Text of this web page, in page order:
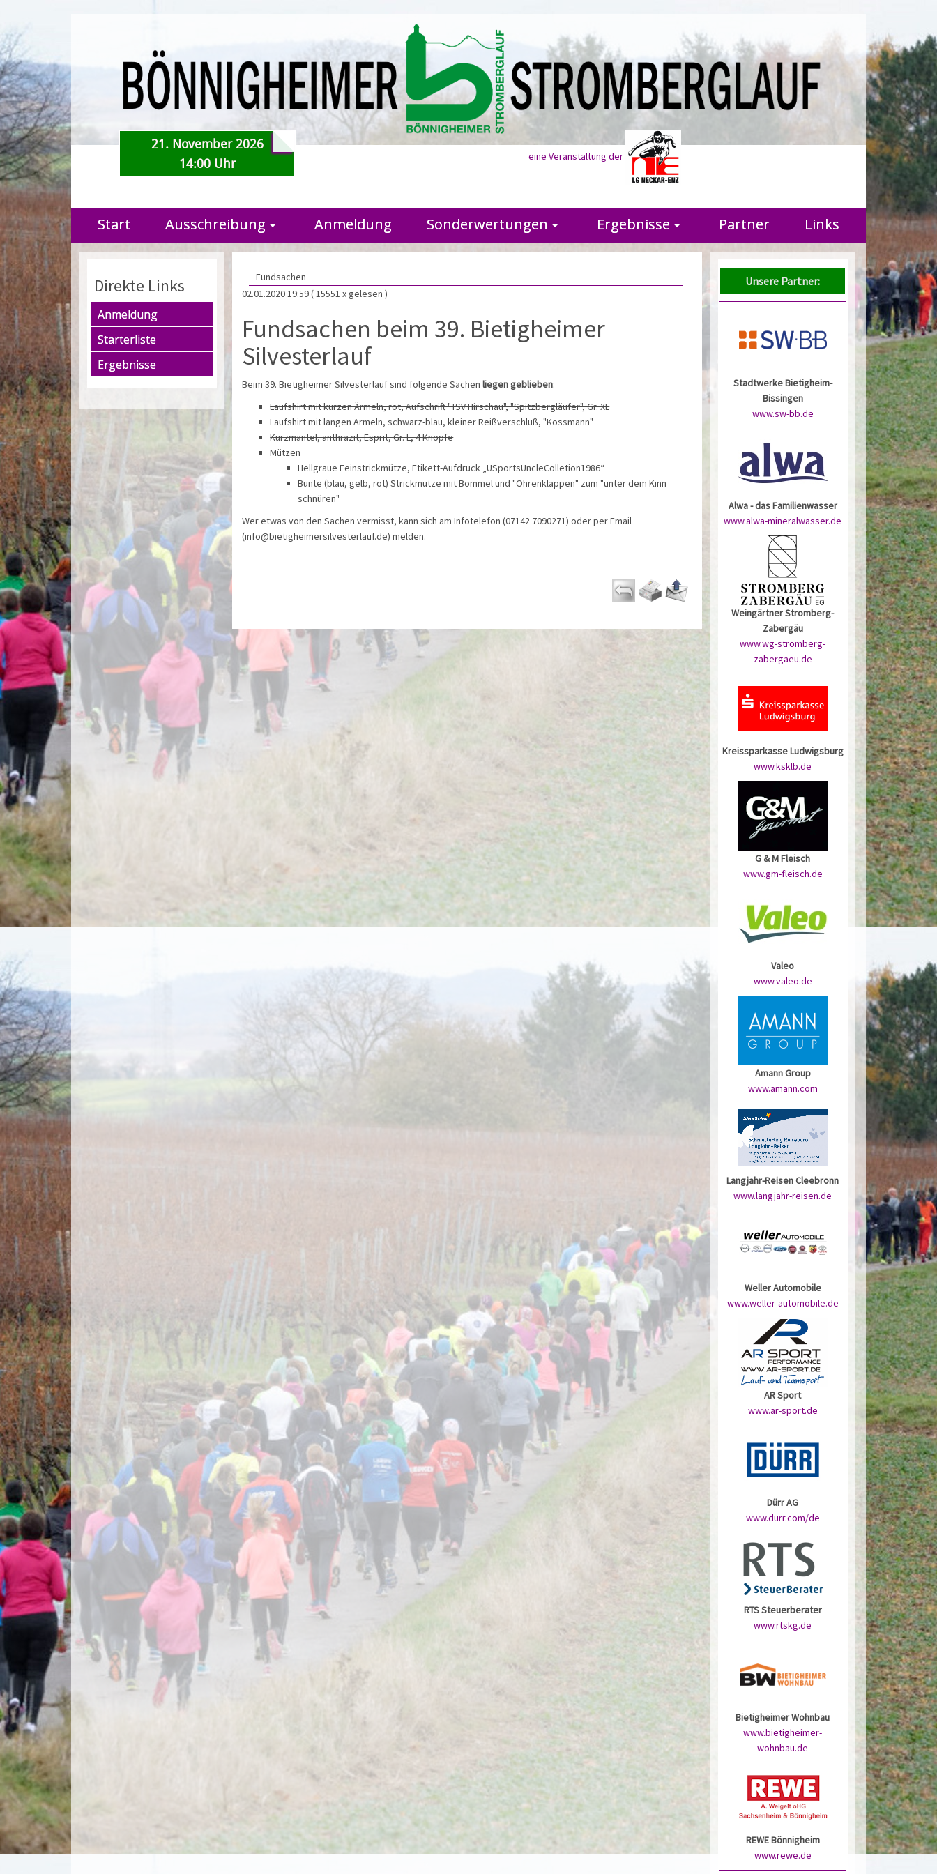
21. November 2026
14:00 Uhr
eine Veranstaltung der
Start Ausschreibung Anmeldung Sonderwertungen Ergebnisse Partner Links
Direkte Links
Anmeldung
Starterliste
Ergebnisse
Fundsachen
02.01.2020 19:59( 15551 x gelesen )
Fundsachen beim 39. Bietigheimer
Silvesterlauf
Beim 39. Bietigheimer Silvesterlauf sind folgende Sachen liegen geblieben:
Laufshirt mit kurzen Ärmeln, rot, Aufschrift "TSV Hirschau", "Spitzbergläufer", Gr. XL
Laufshirt mit langen Ärmeln, schwarz-blau, kleiner Reißverschluß, "Kossmann"
Kurzmantel, anthrazit, Esprit, Gr. L, 4 Knöpfe
Mützen
Hellgraue Feinstrickmütze, Etikett-Aufdruck „USportsUncleColletion1986“
Bunte (blau, gelb, rot) Strickmütze mit Bommel und "Ohrenklappen" zum "unter dem Kinn
schnüren"
Wer etwas von den Sachen vermisst, kann sich am Infotelefon (07142 7090271) oder per Email
(info@bietigheimersilvesterlauf.de) melden.
Unsere Partner:
Stadtwerke Bietigheim-
Bissingen
www.sw-bb.de
Alwa - das Familienwasser
www.alwa-mineralwasser.de
Weingärtner Stromberg-
Zabergäu
www.wg-stromberg-
zabergaeu.de
Kreissparkasse Ludwigsburg
www.ksklb.de
G & M Fleisch
www.gm-fleisch.de
Valeo
www.valeo.de
Amann Group
www.amann.com
Langjahr-Reisen Cleebronn
www.langjahr-reisen.de
Weller Automobile
www.weller-automobile.de
AR Sport
www.ar-sport.de
Dürr AG
www.durr.com/de
RTS Steuerberater
www.rtskg.de
Bietigheimer Wohnbau
www.bietigheimer-
wohnbau.de
REWE Bönnigheim
www.rewe.de